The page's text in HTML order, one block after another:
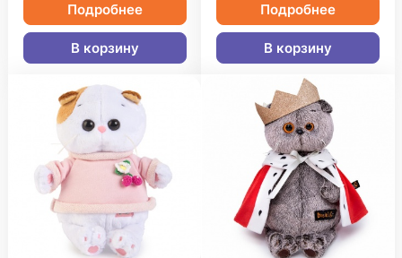
Подробнее
В корзину
Подробнее
В корзину